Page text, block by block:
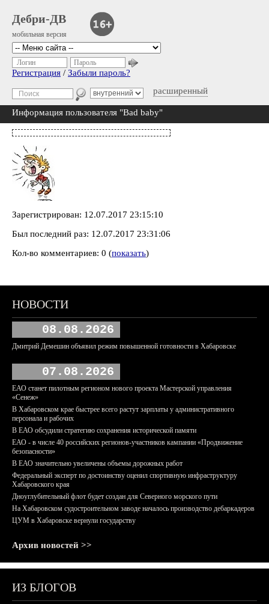
Дебри-ДВ
мобильная версия
расширенный
Логин Пароль
Регистрация / Забыли пароль?
Информация пользователя "Bad baby"
Зарегистрирован: 12.07.2017 23:15:10
Был последний раз: 12.07.2017 23:31:06
Кол-во комментариев: 0 (показать)
НОВОСТИ
08.08.2026
Дмитрий Демешин объявил режим повышенной готовности в Хабаровске
07.08.2026
ЕАО станет пилотным регионом нового проекта Мастерской управления
«Сенеж»
В Хабаровском крае быстрее всего растут зарплаты у административного
персонала и рабочих
В ЕАО обсудили стратегию сохранения исторической памяти
ЕАО - в числе 40 российских регионов-участников кампании «Продвижение
безопасности»
В ЕАО значительно увеличены объемы дорожных работ
Федеральный эксперт по достоинству оценил спортивную инфраструктуру
Хабаровского края
Дноуглубительный флот будет создан для Северного морского пути
На Хабаровском судостроительном заводе началось производство дебаркадеров
ЦУМ в Хабаровске вернули государству
Архив новостей >>
ИЗ БЛОГОВ